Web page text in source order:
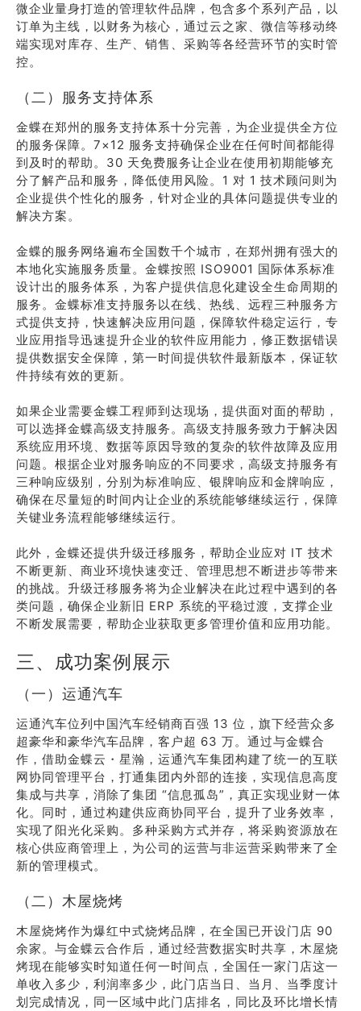
微企业量身打造的管理软件品牌，包含多个系列产品，以
订单为主线，以财务为核心，通过云之家、微信等移动终
端实现对库存、生产、销售、采购等各经营环节的实时管
控。
（二）服务支持体系
金蝶在郑州的服务支持体系十分完善，为企业提供全方位
的服务保障。7×12 服务支持确保企业在任何时间都能得
到及时的帮助。30 天免费服务让企业在使用初期能够充
分了解产品和服务，降低使用风险。1 对 1 技术顾问则为
企业提供个性化的服务，针对企业的具体问题提供专业的
解决方案。
金蝶的服务网络遍布全国数千个城市，在郑州拥有强大的
本地化实施服务质量。金蝶按照 ISO9001 国际体系标准
设计出的服务体系，为客户提供信息化建设全生命周期的
服务。金蝶标准支持服务以在线、热线、远程三种服务方
式提供支持，快速解决应用问题，保障软件稳定运行，专
业应用指导迅速提升企业的软件应用能力，修正数据错误
提供数据安全保障，第一时间提供软件最新版本，保证软
件持续有效的更新。
如果企业需要金蝶工程师到达现场，提供面对面的帮助，
可以选择金蝶高级支持服务。高级支持服务致力于解决因
系统应用环境、数据等原因导致的复杂的软件故障及应用
问题。根据企业对服务响应的不同要求，高级支持服务有
三种响应级别，分别为标准响应、银牌响应和金牌响应，
确保在尽量短的时间内让企业的系统能够继续运行，保障
关键业务流程能够继续运行。
此外，金蝶还提供升级迁移服务，帮助企业应对 IT 技术
不断更新、商业环境快速变迁、管理思想不断进步等带来
的挑战。升级迁移服务将为企业解决在此过程中遇到的各
类问题，确保企业新旧 ERP 系统的平稳过渡，支撑企业
不断发展需要，帮助企业获取更多管理价值和应用功能。
三、成功案例展示
（一）运通汽车
运通汽车位列中国汽车经销商百强 13 位，旗下经营众多
超豪华和豪华汽车品牌，客户超 63 万。通过与金蝶合
作，借助金蝶云・星瀚，运通汽车集团构建了统一的互联
网协同管理平台，打通集团内外部的连接，实现信息高度
集成与共享，消除了集团 “信息孤岛”，真正实现业财一体
化。同时，通过构建供应商协同平台，提升了业务效率，
实现了阳光化采购。多种采购方式并存，将采购资源放在
核心供应商管理上，为公司的运营与非运营采购带来了全
新的管理模式。
（二）木屋烧烤
木屋烧烤作为爆红中式烧烤品牌，在全国已开设门店 90
余家。与金蝶云合作后，通过经营数据实时共享，木屋烧
烤现在能够实时知道任何一时间点，全国任一家门店这一
单收入多少，利润率多少，此门店当日、当月、当季度计
划完成情况，同一区域中此门店排名，同比及环比增长情